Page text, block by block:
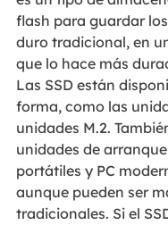
flash para guardar
duro tradicional, en
que lo hace más
Las SSD están
forma, como las
unidades M.2.
unidades de
portátiles y PC
aunque pueden ser
tradicionales. Si el